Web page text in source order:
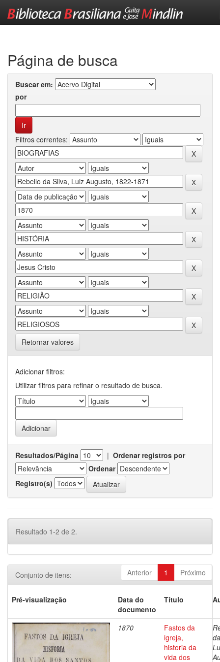
Página de busca
Buscar em:
por
Filtros correntes:
Retornar valores
Adicionar filtros:
Utilizar filtros para refinar o resultado de busca.
Resultados/Página | Ordenar registros por
Ordenar
Registro(s)
Resultado 1-2 de 2.
Anterior 1 Próximo
Conjunto de itens:
Pré-visualização
Data do
documento
Título
1870
Fastos da
igreja,
historia da
vida dos